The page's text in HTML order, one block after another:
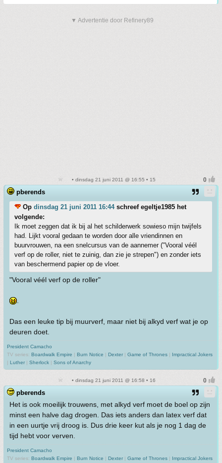
▼ Advertentie door Refinery89
• dinsdag 21 juni 2011 @ 16:55 • 15
pberends
Op dinsdag 21 juni 2011 16:44schreef egeltje1985 het
volgende:
Ik moet zeggen dat ik bij al het schilderwerk sowieso mijn twijfels
had. Lijkt vooral gedaan te worden door alle vriendinnen en
buurvrouwen, na een snelcursus van de aannemer ("Vooral véél
verf op de roller, niet te zuinig, dan zie je strepen") en zonder iets
van beschermend papier op de vloer.
"Vooral véél verf op de roller"
Das een leuke tip bij muurverf, maar niet bij alkyd verf wat je op
deuren doet.
President Camacho
TV series: Boardwalk Empire | Burn Notice | Dexter | Game of Thrones | Impractical Jokers
| Luther | Sherlock | Sons of Anarchy
• dinsdag 21 juni 2011 @ 16:58 • 16
pberends
Het is ook moeilijk trouwens, met alkyd verf moet de boel op zijn
minst een halve dag drogen. Das iets anders dan latex verf dat
in een uurtje vrij droog is. Dus drie keer kut als je nog 1 dag de
tijd hebt voor verven.
President Camacho
TV series: Boardwalk Empire | Burn Notice | Dexter | Game of Thrones | Impractical Jokers